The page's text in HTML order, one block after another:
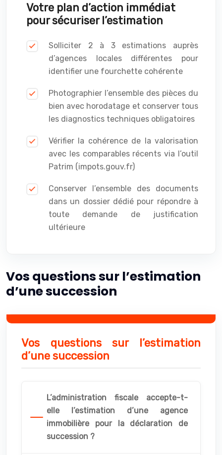
Votre plan d’action immédiat
pour sécuriser l’estimation
Solliciter 2 à 3 estimations auprès
d’agences locales différentes pour
identifier une fourchette cohérente
Photographier l’ensemble des pièces du
bien avec horodatage et conserver tous
les diagnostics techniques obligatoires
Vérifier la cohérence de la valorisation
avec les comparables récents via l’outil
Patrim (impots.gouv.fr)
Conserver l’ensemble des documents
dans un dossier dédié pour répondre à
toute demande de justification
ultérieure
Vos questions sur l’estimation
d’une succession
Vos questions sur l’estimation
d’une succession
L’administration fiscale accepte-t-
elle l’estimation d’une agence
immobilière pour la déclaration de
succession ?